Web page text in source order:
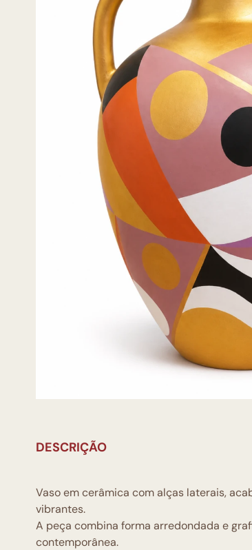
DESCRIÇÃO
Vaso em cerâmica com alças laterais,
vibrantes.
A peça combina forma arredondada e
contemporânea.